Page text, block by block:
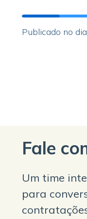
Publicado no
Fale
Um time
para